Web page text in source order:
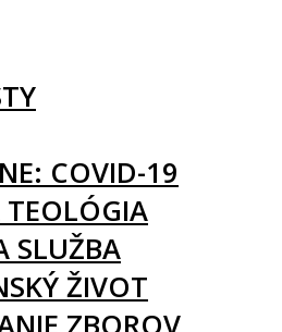
COVID-19
TEOLÓGIA
SLUŽBA
ŽIVOT